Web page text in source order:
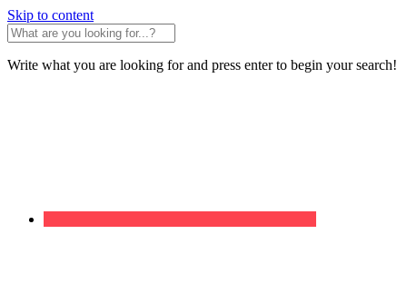
Skip to content
Write what you are looking for and press enter to begin your search!